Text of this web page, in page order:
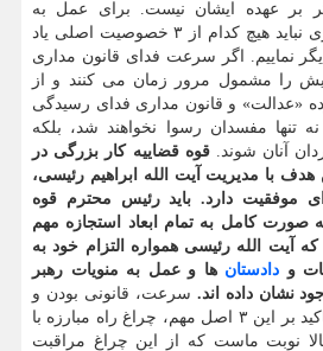
بر عهده ایشان نیست. برای عمل به
استجازه مقام معظم رهبری نباید هیچ كدام از ۳ خصوصیت اصلی یاد
نماییم. اگر سرعت فدای قانون مداری
را مشمول مرور زمان می كنند و از
«عدالت» و قانون مداری فدای رسیدگی
تنها مفسدان رسوا نخواهند شد، بلكه
آنان شوند.قوه قضاییه كار بزرگی در
با مدیریت آیت الله ابراهیم رئیسی،
موفقیت دارد. باید رئیس محترم قوه
به صورت كامل به تمام ابعاد استجازه مهم
آیت الله رئیسی همواره التزام خود به
و دادستان ها و عمل به منویات رهبر
نشان داده اند. سرعت، قانونی بودن و
البته «عدالت». رهبری با تاكید بر این ۳ اصل مهم، چراغ راه مبارزه با
نوبت ماست كه از این چراغ مراقبت